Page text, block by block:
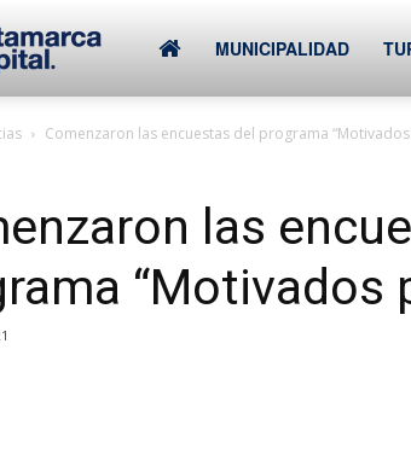
Municipalidad
de
MUNICIPALIDAD
Comenzaron las encuestas del programa
las
“Motivados